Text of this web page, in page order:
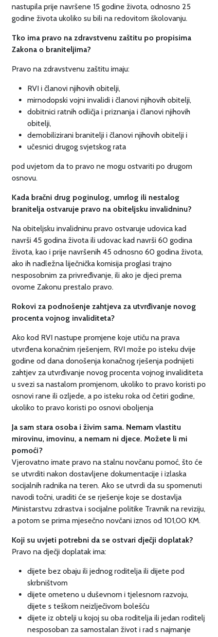
nastupila prije navršene 15 godine života, odnosno 25
godine života ukoliko su bili na redovitom školovanju.
Tko ima pravo na zdravstvenu zaštitu po propisima
Zakona o braniteljima?
Pravo na zdravstvenu zaštitu imaju:
RVI i članovi njihovih obitelji,
mirnodopski vojni invalidi i članovi njihovih obitelji,
dobitnici ratnih odličja i priznanja i članovi njihovih
obitelji,
demobilizirani branitelji i članovi njihovih obitelji i
učesnici drugog svjetskog rata
pod uvjetom da to pravo ne mogu ostvariti po drugom
osnovu.
Kada bračni drug poginulog, umrlog ili nestalog
branitelja ostvaruje pravo na obiteljsku invalidninu?
Na obiteljsku invalidninu pravo ostvaruje udovica kad
navrši 45 godina života ili udovac kad navrši 60 godina
života, kao i prije navršenih 45 odnosno 60 godina života,
ako ih nadležna liječnička komisija proglasi trajno
nesposobnim za privređivanje, ili ako je djeci prema
ovome Zakonu prestalo pravo.
Rokovi za podnošenje zahtjeva za utvrđivanje novog
procenta vojnog invaliditeta?
Ako kod RVI nastupe promjene koje utiču na prava
utvrđena konačnim rješenjem, RVI može po isteku dvije
godine od dana donošenja konačnog rješenja podnijeti
zahtjev za utvrđivanje novog procenta vojnog invaliditeta
u svezi sa nastalom promjenom, ukoliko to pravo koristi po
osnovi rane ili ozljede, a po isteku roka od četiri godine,
ukoliko to pravo koristi po osnovi oboljenja
Ja sam stara osoba i živim sama. Nemam vlastitu
mirovinu, imovinu, a nemam ni djece. Možete li mi
pomoći?
Vjerovatno imate pravo na stalnu novčanu pomoć, što će
se utvrditi nakon dostavljene dokumentacije i izlaska
socijalnih radnika na teren. Ako se utvrdi da su spomenuti
navodi točni, uraditi će se rješenje koje se dostavlja
Ministarstvu zdrastva i socijalne politike Travnik na reviziju,
a potom se prima mjesečno novčani iznos od 101,00 KM.
Koji su uvjeti potrebni da se ostvari dječji doplatak?
Pravo na dječji doplatak ima:
dijete bez obaju ili jednog roditelja ili dijete pod
skrbništvom
dijete ometeno u duševnom i tjelesnom razvoju,
dijete s teškom neizlječivom bolešću
dijete iz obtelji u kojoj su oba roditelja ili jedan roditelj
nesposoban za samostalan život i rad s najmanje